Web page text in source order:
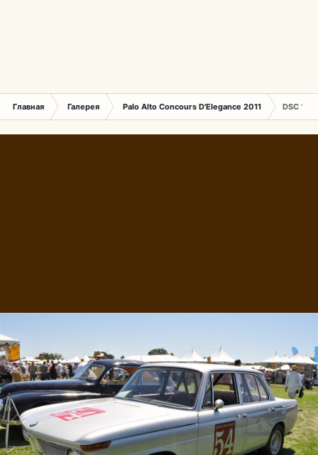
Главная Галерея Palo Alto Concours D'Elegance 2011 DSC 1617